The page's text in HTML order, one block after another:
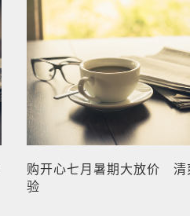
购开心七月暑期大放价 清
验